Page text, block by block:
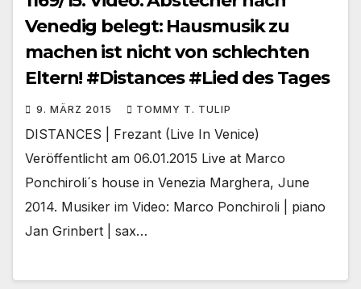
Venedig belegt: Hausmusik zu
machen ist nicht von schlechten
Eltern! #Distances #Lied des Tages
9. MÄRZ 2015 TOMMY T. TULIP
DISTANCES | Frezant (Live In Venice)
Veröffentlicht am 06.01.2015 Live at Marco
Ponchiroli´s house in Venezia Marghera, June
2014. Musiker im Video: Marco Ponchiroli | piano
Jan Grinbert | sax…